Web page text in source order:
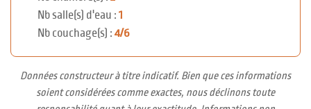
Nb salle(s) d'eau : 1
Nb couchage(s) : 4/6
Données constructeur à titre indicatif. Bien que ces informations
soient considérées comme exactes, nous déclinons toute